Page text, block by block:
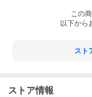
この
以下から
スト
ストア情報